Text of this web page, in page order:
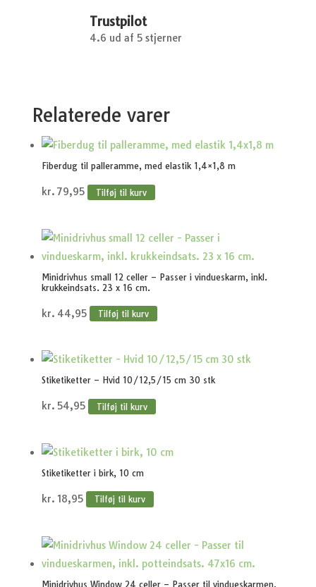
Trustpilot
4.6 ud af 5 stjerner
Relaterede varer
Fiberdug til palleramme, med elastik 1,4×1,8 m
kr. 79,95 Tilføj til kurv
Minidrivhus small 12 celler – Passer i vindueskarm, inkl.
krukkeindsats. 23 x 16 cm.
kr. 44,95 Tilføj til kurv
Stiketiketter – Hvid 10/12,5/15 cm 30 stk
kr. 54,95 Tilføj til kurv
Stiketiketter i birk, 10 cm
kr. 18,95 Tilføj til kurv
Minidrivhus Window 24 celler – Passer til vindueskarmen,